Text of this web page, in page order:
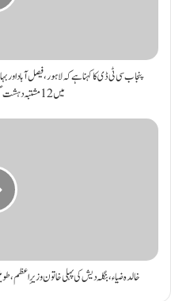
پنجاب سی ٹی ڈی کا کہنا ہے کہ لاہور، فیصل آباد
میں 12 مشتبہ دہشت گردوں کو گرفتار کیا گیا ہے۔
خالدہ ضیاء، بنگلہ دیش کی پہلی خاتون وزیرِاعظم، طویل علالت کے بعد 80